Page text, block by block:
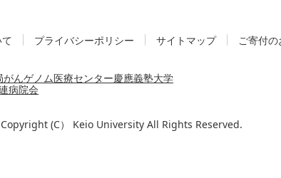
プライバシーポリシー サイトマップ ご寄付
がんゲノム医療センター慶應義塾大学
病院会
Copyright (C） Keio University All Rights Reserved.